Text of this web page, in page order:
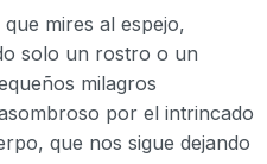
mires al espejo,
solo un rostro o un
milagros
por el intrincado
que nos sigue dejando